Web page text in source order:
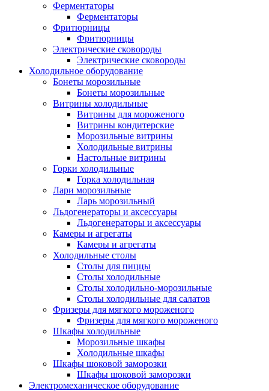
Ферментаторы
Ферментаторы
Фритюрницы
Фритюрницы
Электрические сковороды
Электрические сковороды
Холодильное оборудование
Бонеты морозильные
Бонеты морозильные
Витрины холодильные
Витрины для мороженого
Витрины кондитерские
Морозильные витрины
Холодильные витрины
Настольные витрины
Горки холодильные
Горка холодильная
Лари морозильные
Ларь морозильный
Льдогенераторы и аксессуары
Льдогенераторы и аксессуары
Камеры и агрегаты
Камеры и агрегаты
Холодильные столы
Столы для пиццы
Столы холодильные
Столы холодильно-морозильные
Столы холодильные для салатов
Фризеры для мягкого мороженого
Фризеры для мягкого мороженого
Шкафы холодильные
Mорозильные шкафы
Холодильные шкафы
Шкафы шоковой заморозки
Шкафы шоковой заморозки
Электромеханическое оборудование